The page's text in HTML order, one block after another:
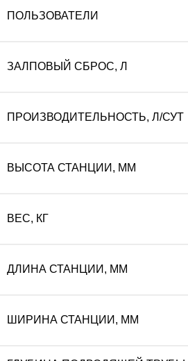
ПОЛЬЗОВАТЕЛИ
ЗАЛПОВЫЙ СБРОС, Л
ПРОИЗВОДИТЕЛЬНОСТЬ, Л/СУТ
ВЫСОТА СТАНЦИИ, ММ
ВЕС, КГ
ДЛИНА СТАНЦИИ, ММ
ШИРИНА СТАНЦИИ, ММ